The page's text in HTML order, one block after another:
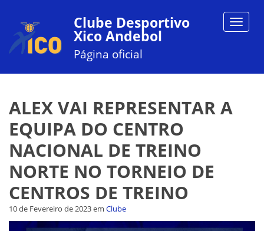
Toggle
Clube Desportivo
Xico Andebol
Página oficial
ALEX VAI REPRESENTAR A
EQUIPA DO CENTRO
NACIONAL DE TREINO
NORTE NO TORNEIO DE
CENTROS DE TREINO
10 de Fevereiro de 2023em Clube